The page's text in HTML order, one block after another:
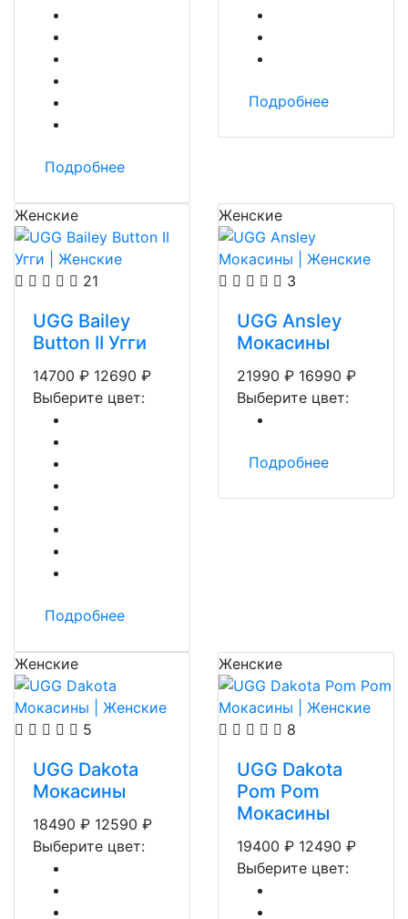
Подробнее
Подробнее
Женские
21
UGG Bailey
Button II Угги
14700 ₽ 12690 ₽
Выберите цвет:
Подробнее
Женские
3
UGG Ansley
Мокасины
21990 ₽ 16990 ₽
Выберите цвет:
Подробнее
Женские
5
UGG Dakota
Мокасины
18490 ₽ 12590 ₽
Выберите цвет:
Женские
8
UGG Dakota
Pom Pom
Мокасины
19400 ₽ 12490 ₽
Выберите цвет: